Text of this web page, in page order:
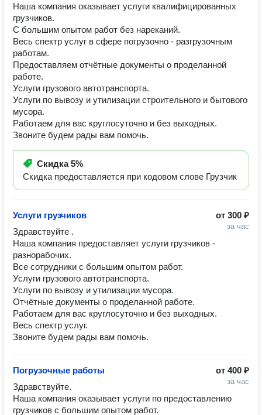
Наша компания оказывает услуги квалифицированных
грузчиков.
С большим опытом работ без нареканий.
Весь спектр услуг в сфере погрузочно - разгрузочным
работам.
Предоставляем отчётные документы о проделанной
работе.
Услуги грузового автотранспорта.
Услуги по вывозу и утилизации строительного и бытового
мусора.
Работаем для вас круглосуточно и без выходных.
Звоните будем рады вам помочь.
Скидка5%
Скидка предоставляется при кодовом слове Грузчик
от 300 ₽
за час
Услуги грузчиков
Здравствуйте .
Наша компания предоставляет услуги грузчиков -
разнорабочих.
Все сотрудники с большим опытом работ.
Услуги грузового автотранспорта.
Услуги по вывозу и утилизации мусора.
Отчётные документы о проделанной работе.
Работаем для вас круглосуточно и без выходных.
Весь спектр услуг.
Звоните будем рады вам помочь.
от 400 ₽
за час
Погрузочные работы
Здравствуйте.
Наша компания оказывает услуги по предоставлению
грузчиков с большим опытом работ.